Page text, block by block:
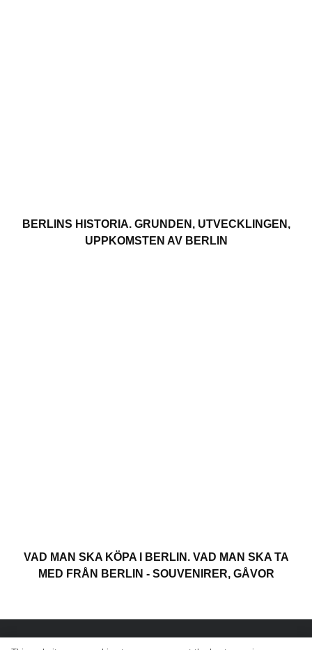
BERLINS HISTORIA. GRUNDEN, UTVECKLINGEN,
UPPKOMSTEN AV BERLIN
VAD MAN SKA KÖPA I BERLIN. VAD MAN SKA TA
MED FRÅN BERLIN - SOUVENIRER, GÅVOR